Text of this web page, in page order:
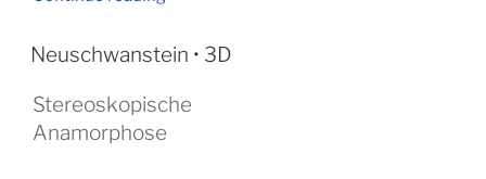
Neuschwanstein • 3D
Stereoskopische
Anamorphose